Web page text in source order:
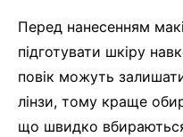
Перед нанесенням
підготувати шкіру
повік можуть
лінзи, тому краще
що швидко